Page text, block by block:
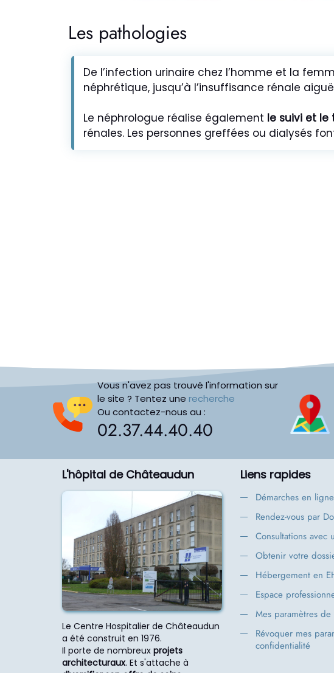
Les pathologies
De l’infection urinaire chez l’homme et la
néphrétique, jusqu’à l’insuffisance rénale
Le néphrologue réalise également le suivi et
rénales. Les personnes greffées ou dialysés
Vous n'avez pas trouvé l'information sur
le site ? Tentez une recherche
Ou contactez-nous au :
02.37.44.40.40
L'hôpital de Châteaudun
Le Centre Hospitalier de Châteaudun
a été construit en 1976.
Il porte de nombreux projets
architecturaux. Et s'attache à
Liens rapides
Démarches en ligne
Rendez-vous par
Consultations avec
Obtenir votre
Hébergement en
Espace
Mes paramètres
Révoquer mes
confidentialité